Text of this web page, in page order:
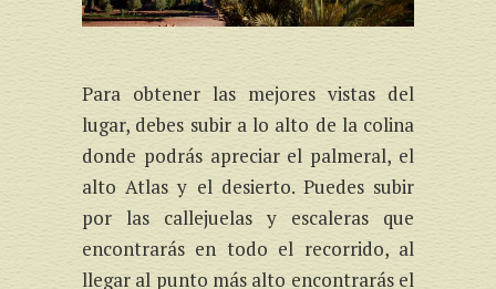
Para obtener las mejores vistas del
lugar, debes subir a lo alto de la colina
donde podrás apreciar el palmeral, el
alto Atlas y el desierto. Puedes subir
por las callejuelas y escaleras que
encontrarás en todo el recorrido, al
llegar al punto más alto encontrarás el